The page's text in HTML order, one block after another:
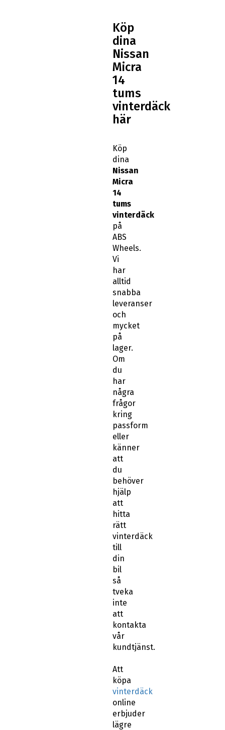
Köp
dina
Nissan
Micra
14
tums
vinterdäck
här
Köp
dina
Nissan
Micra
14
tums
vinterdäck
på
ABS
Wheels.
Vi
har
alltid
snabba
leveranser
och
mycket
på
lager.
Om
du
har
några
frågor
kring
passform
eller
känner
att
du
behöver
hjälp
att
hitta
rätt
vinterdäck
till
din
bil
så
tveka
inte
att
kontakta
vår
kundtjänst.
Att
köpa
vinterdäck
online
erbjuder
lägre